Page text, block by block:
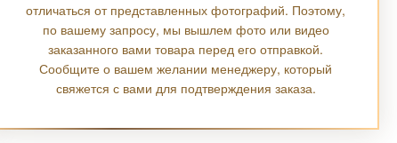
отличаться от представленных фотографий. Поэтому,
по вашему запросу, мы вышлем фото или видео
заказанного вами товара перед его отправкой.
Сообщите о вашем желании менеджеру, который
свяжется с вами для подтверждения заказа.